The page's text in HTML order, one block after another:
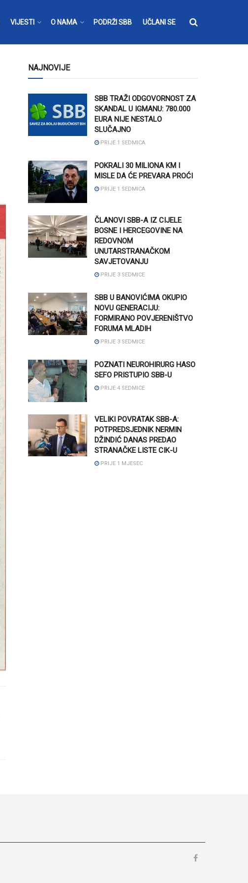
VIJESTI O NAMA PODRŽI SBB UČLANI SE
NAJNOVIJE
SBB TRAŽI ODGOVORNOST ZA
SKANDAL U IGMANU: 780.000
EURA NIJE NESTALO
SLUČAJNO
PRIJE 1 SEDMICA
POKRALI 30 MILIONA KM I
MISLE DA ĆE PREVARA PROĆI
PRIJE 1 SEDMICA
ČLANOVI SBB-A IZ CIJELE
BOSNE I HERCEGOVINE NA
REDOVNOM
UNUTARSTRANAČKOM
SAVJETOVANJU
PRIJE 3 SEDMICE
SBB U BANOVIĆIMA OKUPIO
NOVU GENERACIJU:
FORMIRANO POVJERENIŠTVO
FORUMA MLADIH
PRIJE 3 SEDMICE
POZNATI NEUROHIRURG HASO
SEFO PRISTUPIO SBB-U
PRIJE 4 SEDMICE
VELIKI POVRATAK SBB-A:
POTPREDSJEDNIK NERMIN
DŽINDIĆ DANAS PREDAO
STRANAČKE LISTE CIK-U
PRIJE 1 MJESEC